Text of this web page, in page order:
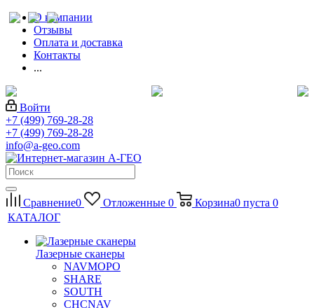
О компании
Отзывы
Оплата и доставка
Контакты
...
Войти
+7 (499) 769-28-28
+7 (499) 769-28-28
info@a-geo.com
Сравнение0 Отложенные 0 Корзина0 пуста 0
КАТАЛОГ
Лазерные сканеры
NAVMOPO
SHARE
SOUTH
CHCNAV